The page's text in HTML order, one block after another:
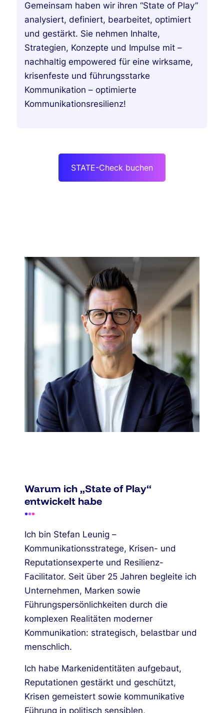
Gemeinsam haben wir ihren “State of Play”
analysiert, definiert, bearbeitet, optimiert
und gestärkt. Sie nehmen Inhalte,
Strategien, Konzepte und Impulse mit –
nachhaltig empowered für eine wirksame,
krisenfeste und führungsstarke
Kommunikation – optimierte
Kommunikationsresilienz!
STATE-Check buchen
Warum ich „State of Play“
entwickelt habe
•••
Ich bin Stefan Leunig –
Kommunikationsstratege, Krisen- und
Reputationsexperte und Resilienz-
Facilitator. Seit über 25 Jahren begleite ich
Unternehmen, Marken sowie
Führungspersönlichkeiten durch die
komplexen Realitäten moderner
Kommunikation: strategisch, belastbar und
menschlich.
Ich habe Markenidentitäten aufgebaut,
Reputationen gestärkt und geschützt,
Krisen gemeistert sowie kommunikative
Führung in politisch sensiblen,